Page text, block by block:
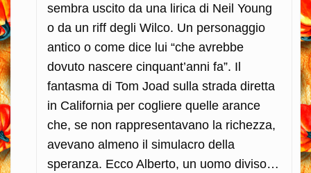
sembra uscito da una lirica di Neil Young
o da un riff degli Wilco. Un personaggio
antico o come dice lui “che avrebbe
dovuto nascere cinquant’anni fa”. Il
fantasma di Tom Joad sulla strada diretta
in California per cogliere quelle arance
che, se non rappresentavano la richezza,
avevano almeno il simulacro della
speranza. Ecco Alberto, un uomo diviso…